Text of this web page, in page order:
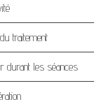
traitement
durant les séances